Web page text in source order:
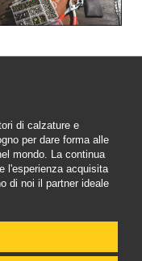
di calzature e
per dare forma alle
mondo. La continua
l'esperienza acquisita
di noi il partner ideale